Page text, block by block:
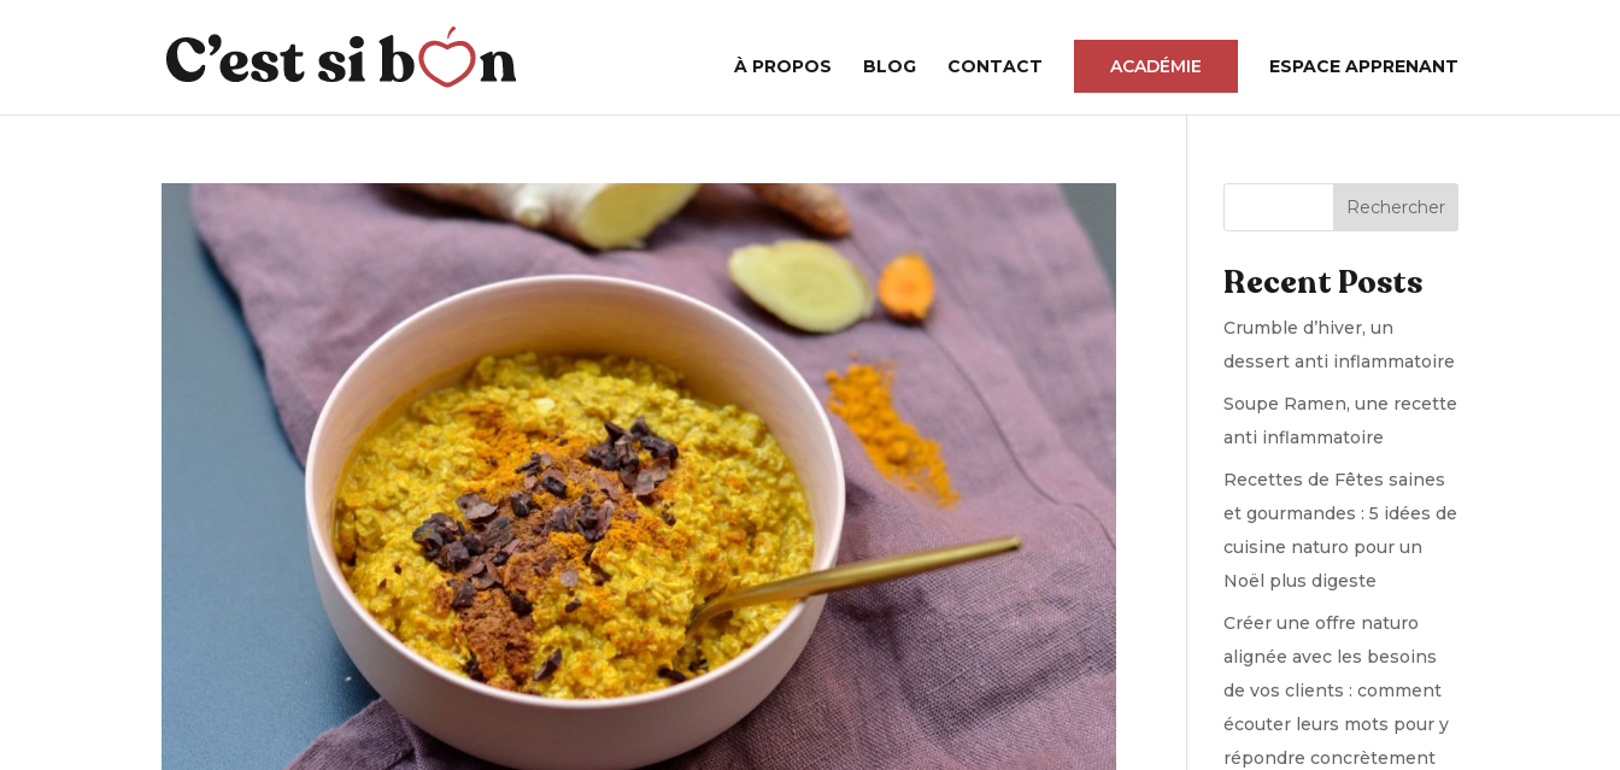
À PROPOS BLOG CONTACT ACADÉMIE ESPACE APPRENANT
Rechercher
Recent Posts
Crumble d’hiver, un
dessert anti inflammatoire
Soupe Ramen, une recette
anti inflammatoire
Recettes de Fêtes saines
et gourmandes : 5 idées de
cuisine naturo pour un
Noël plus digeste
Créer une offre naturo
alignée avec les besoins
de vos clients : comment
écouter leurs mots pour y
répondre concrètement